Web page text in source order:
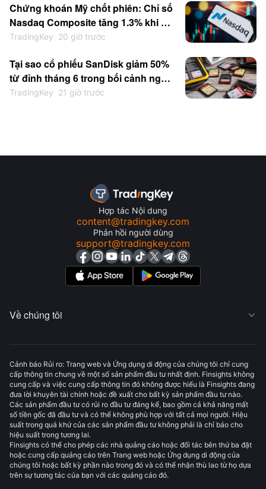
USD
Chứng khoán Mỹ chốt phiên: Chỉ số
Nasdaq Composite tăng 1.3% khi kỳ
vọng Fed tăng lãi suất hạ nhiệt; Cổ
nhóm phần mềm tăng điểm; SpaceX
tăng vọt 15.83%
TradingKey 20 giờ trước
Tại sao cổ phiếu SanDisk giảm 50%
từ đỉnh tháng 6 trong bối cảnh nghi
ngại về CapEx AI và sự cạnh tranh
TradingKey 21 giờ trước
Hợp tác Nội dung
content@tradingkey.com
Phản hồi người dùng
support@tradingkey.com
Về chúng tôi 
Cảnh báo Rủi ro: Trang web và Ứng dụng di động của chúng tôi chỉ cung
cấp thông tin chung về một số sản phẩm đầu tư nhất định. Finsights không
cung cấp và việc cung cấp thông tin đó không được hiểu là Finsights đang
đưa lời khuyên tài chính hoặc đề xuất cho bất kỳ sản phẩm đầu tư nào.
Các sản phẩm đầu tư có rủi ro đầu tư đáng kể, bao gồm cả khả năng mất
số tiền gốc đã đầu tư và có thể không phù hợp với tất cả mọi người. Hiệu
suất trong quá khứ của các sản phẩm đầu tư không phải là chỉ báo cho
hiệu suất trong tương lai.
Finsights có thể cho phép các nhà quảng cáo hoặc đối tác bên thứ ba đặt
hoặc cung cấp quảng cáo trên Trang web hoặc Ứng dụng di động của
chúng tôi hoặc bất kỳ phần nào trong đó và có thể nhận thù lao từ họ dựa
trên sự tương tác của bạn với các quảng cáo đó.